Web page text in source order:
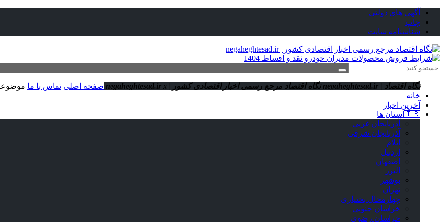
آگهی های دولتی
چاپ
شناسنامه سایت
نگاه اقتصاد | negaheghtesad.ir نگاه اقتصاد مرجع رسمی اخبار اقتصادی کشور | negaheghtesad.ir x صفحه اصلی تماس با ما
خانه
آخرین اخبار
🇮🇷استان ‌ها
آذربایجان غربی
آذربایجان شرقی
ایلام
اردبیل
اصفهان
البرز
بوشهر
تهران
چهارمحال بختیاری
خراسان جنوبی
خراسان رضوی